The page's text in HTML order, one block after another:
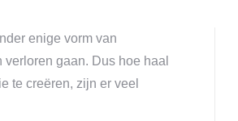
enige vorm van
gaan. Dus hoe haal
te creëren, zijn er veel